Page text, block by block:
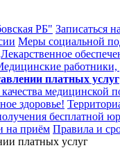
РБ" Записаться
Меры социальной
Лекарственное
работники,
платных услуг
медицинской
здоровье!
бесплатной
на приём Правила и
платных услуг